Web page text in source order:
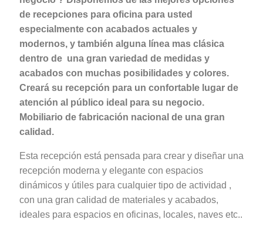
de recepciones para oficina para usted
especialmente con acabados actuales y
modernos, y también alguna línea mas clásica
dentro de una gran variedad de medidas y
acabados con muchas posibilidades y colores.
Creará su recepción para un confortable lugar de
atención al público ideal para su negocio.
Mobiliario de fabricación nacional de una gran
calidad.
Esta recepción está pensada para crear y diseñar una
recepción moderna y elegante con espacios
dinámicos y útiles para cualquier tipo de actividad ,
con una gran calidad de materiales y acabados,
ideales para espacios en oficinas, locales, naves etc..